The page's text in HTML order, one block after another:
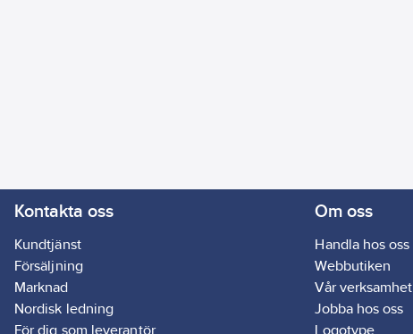
Kontakta oss
Kundtjänst
Försäljning
Marknad
Nordisk ledning
För dig som leverantör
Om oss
Handla hos oss
Webbutiken
Vår verksamhet
Jobba hos oss
Logotype